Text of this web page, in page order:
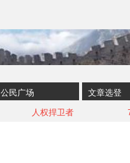
公民广场 文章选登
人权捍卫者